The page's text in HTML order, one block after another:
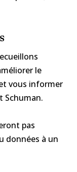
le
vous informer
Schuman.
pas
données à un